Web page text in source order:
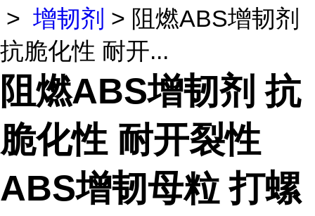
> 增韧剂 > 阻燃ABS增韧剂
抗脆化性 耐开...
阻燃ABS增韧剂 抗
脆化性 耐开裂性
ABS增韧母粒 打螺